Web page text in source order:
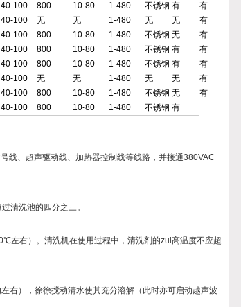
40-100 800 10-80 1-480 不锈钢 有
有
40-100 无 无 1-480 无 无
有
40-100 800 10-80 1-480 不锈钢 无
有
40-100 800 10-80 1-480 不锈钢 有
有
40-100 800 10-80 1-480 不锈钢 有
有
40-100 无 无 1-480 无 无
有
40-100 800 10-80 1-480 不锈钢 无
有
40-100 800 10-80 1-480 不锈钢 有
线、超声驱动线、加热器控制线等线路，并接通380VAC
清洗池的四分之三。
左右）。清洗机在使用过程中，清洗剂的zui高温度不应超
右），徐徐搅动清水使其充分溶解（此时亦可启动越声波